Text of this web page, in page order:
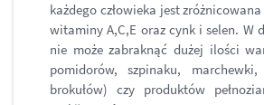
każdego człowieka jest
witaminy A,C,E oraz cynk i selen. W
nie może zabraknąć dużej ilości
pomidorów, szpinaku,
brokułów) czy produktów